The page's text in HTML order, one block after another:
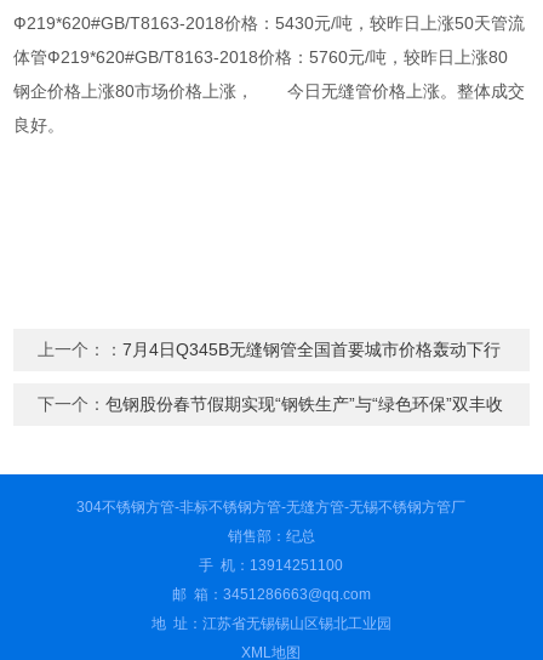
Ф219*620#GB/T8163-2018价格：5430元/吨，较昨日上涨50天管流
体管Ф219*620#GB/T8163-2018价格：5760元/吨，较昨日上涨80
钢企价格上涨80市场价格上涨， 今日无缝管价格上涨。整体成交
良好。
上一个：：7月4日Q345B无缝钢管全国首要城市价格轰动下行
下一个：包钢股份春节假期实现“钢铁生产”与“绿色环保”双丰收
304不锈钢方管-非标不锈钢方管-无缝方管-无锡不锈钢方管厂
销售部：纪总
手 机：13914251100
邮 箱：3451286663@qq.com
地 址：江苏省无锡锡山区锡北工业园
XML地图